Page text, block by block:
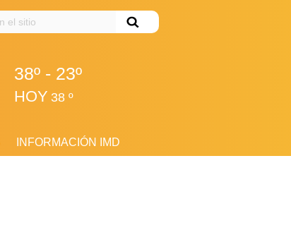
38º - 23º
HOY 38 º
INFORMACIÓN IMD